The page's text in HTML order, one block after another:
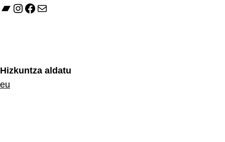
Bandcamp
Instagram
Facebook
E-mail
Hizkuntza aldatu
eu